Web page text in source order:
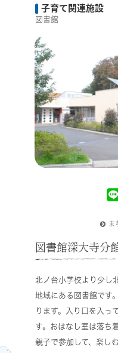
子育て関連施設
図書館
ま
図書館深大寺分
北ノ台小学校より少し
地域にある図書館です
ります。入り口を入っ
す。おはなし室は落ち
親子で参加して、楽し